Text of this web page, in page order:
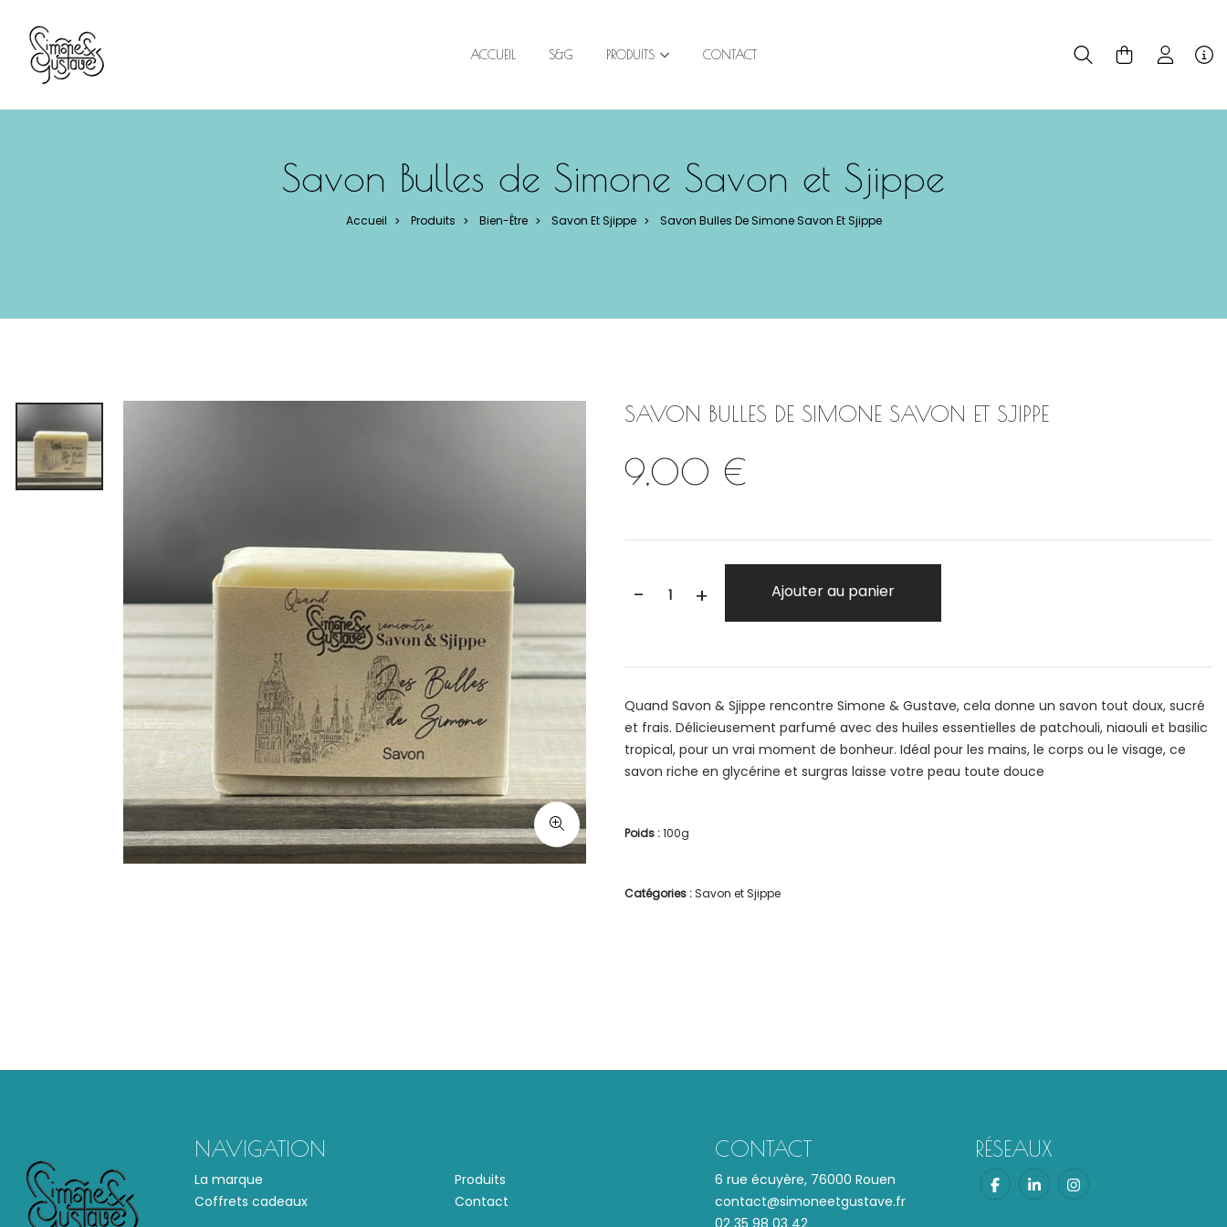
ACCUEIL S&G PRODUITS CONTACT
Savon Bulles de Simone Savon et Sjippe
Accueil > Produits > Bien-Être > Savon Et Sjippe > Savon Bulles De Simone Savon Et Sjippe
SAVON BULLES DE SIMONE SAVON ET SJIPPE
9,00 €
- + Ajouter au panier
Quand Savon & Sjippe rencontre Simone & Gustave, cela donne un savon tout doux, sucré
et frais. Délicieusement parfumé avec des huiles essentielles de patchouli, niaouli et basilic
tropical, pour un vrai moment de bonheur. Idéal pour les mains, le corps ou le visage, ce
savon riche en glycérine et surgras laisse votre peau toute douce
Poids :100g
Catégories : Savon et Sjippe
NAVIGATION
La marque
Produits
Coffrets cadeaux
Contact
CONTACT
6 rue écuyère, 76000 Rouen
contact@simoneetgustave.fr
02 35 98 03 42
RÉSEAUX